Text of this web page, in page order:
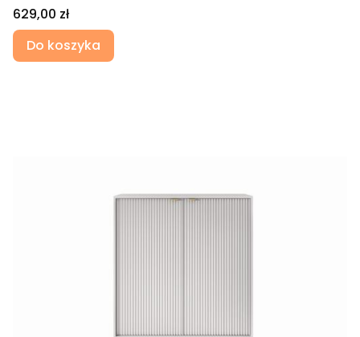
Cena
629,00 zł
Do koszyka